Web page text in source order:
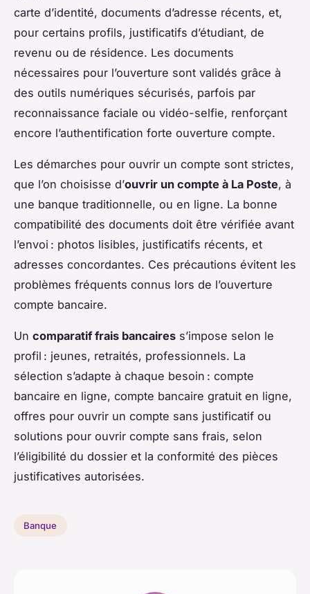
carte d’identité, documents d’adresse récents, et,
pour certains profils, justificatifs d’étudiant, de
revenu ou de résidence. Les documents
nécessaires pour l’ouverture sont validés grâce à
des outils numériques sécurisés, parfois par
reconnaissance faciale ou vidéo-selfie, renforçant
encore l’authentification forte ouverture compte.
Les démarches pour ouvrir un compte sont strictes,
que l’on choisisse d’ouvrir un compte à La Poste, à
une banque traditionnelle, ou en ligne. La bonne
compatibilité des documents doit être vérifiée avant
l’envoi : photos lisibles, justificatifs récents, et
adresses concordantes. Ces précautions évitent les
problèmes fréquents connus lors de l’ouverture
compte bancaire.
Un comparatif frais bancaires s’impose selon le
profil : jeunes, retraités, professionnels. La
sélection s’adapte à chaque besoin : compte
bancaire en ligne, compte bancaire gratuit en ligne,
offres pour ouvrir un compte sans justificatif ou
solutions pour ouvrir compte sans frais, selon
l’éligibilité du dossier et la conformité des pièces
justificatives autorisées.
Banque